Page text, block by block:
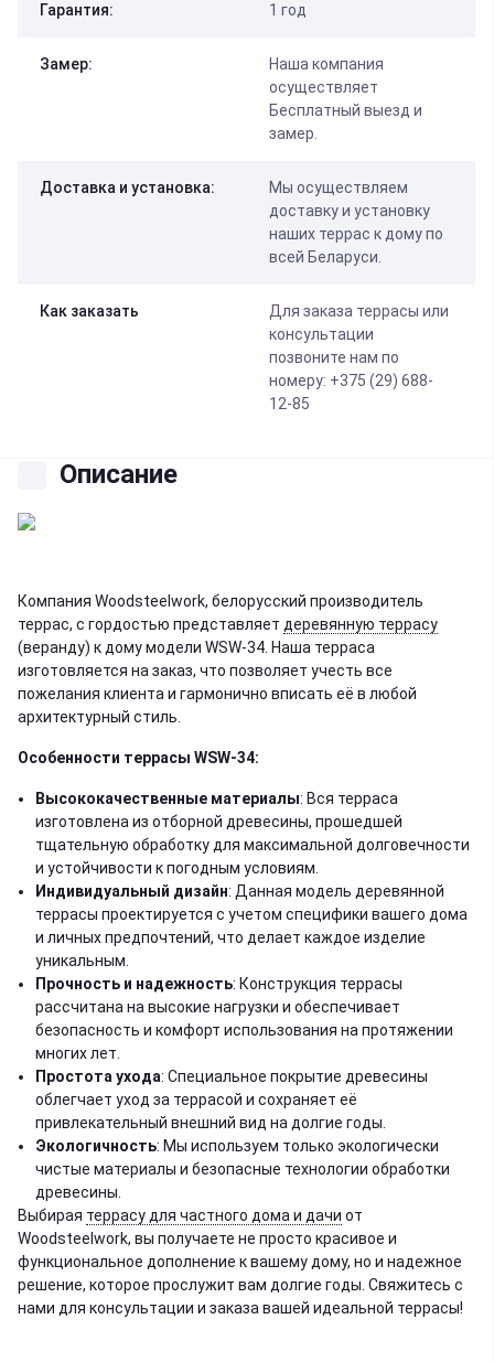
Гарантия: 1 год
Замер:
Наша компания
осуществляет
Бесплатный выезд и
замер.
Доставка и установка:
Мы осуществляем
доставку и установку
наших террас к дому по
всей Беларуси.
Как заказать
Для заказа террасы или
консультации
позвоните нам по
номеру: +375 (29) 688-
12-85
Описание
Компания Woodsteelwork, белорусский производитель
террас, с гордостью представляет деревянную террасу
(веранду) к дому модели WSW-34. Наша терраса
изготовляется на заказ, что позволяет учесть все
пожелания клиента и гармонично вписать её в любой
архитектурный стиль.
Особенности террасы WSW-34:
Высококачественные материалы: Вся терраса
изготовлена из отборной древесины, прошедшей
тщательную обработку для максимальной долговечности
и устойчивости к погодным условиям.
Индивидуальный дизайн: Данная модель деревянной
террасы проектируется с учетом специфики вашего дома
и личных предпочтений, что делает каждое изделие
уникальным.
Прочность и надежность: Конструкция террасы
рассчитана на высокие нагрузки и обеспечивает
безопасность и комфорт использования на протяжении
многих лет.
Простота ухода: Специальное покрытие древесины
облегчает уход за террасой и сохраняет её
привлекательный внешний вид на долгие годы.
Экологичность: Мы используем только экологически
чистые материалы и безопасные технологии обработки
древесины.
Выбирая террасу для частного дома и дачи от
Woodsteelwork, вы получаете не просто красивое и
функциональное дополнение к вашему дому, но и надежное
решение, которое прослужит вам долгие годы. Свяжитесь с
нами для консультации и заказа вашей идеальной террасы!